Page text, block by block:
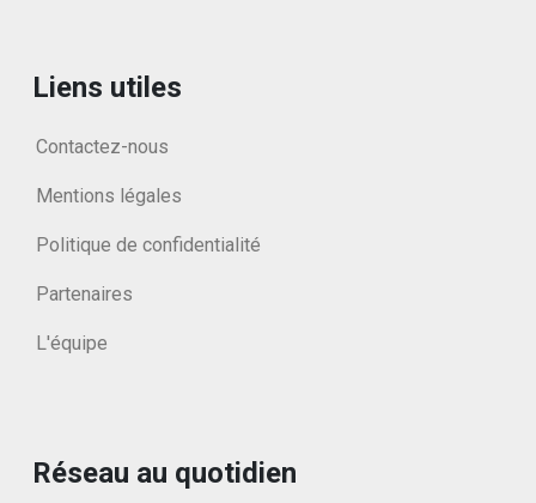
Liens utiles
Contactez-nous
Mentions légales
Politique de confidentialité
Partenaires
L'équipe
Réseau au quotidien